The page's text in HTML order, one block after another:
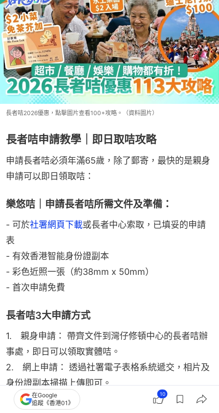
長者咭2026優惠，點擊圖片查看100+攻略。（資料圖片）
長者咭申請教學｜即日取咭攻略
申請長者咭必須年滿65歲，除了郵寄，最快的是親身
申請可以即日領取咭：
樂悠咭｜申請長者咭所需文件及準備：
- 可於社署網頁下載或長者中心索取，已填妥的申請
表
- 有效香港智能身份證副本
- 彩色近照一張（約38mm x 50mm）
- 首次申請免費
長者咭3大申請方式
1.　親身申請： 帶齊文件到灣仔修頓中心的長者咭辦
事處，即日可以領取實體咭。
2.　網上申請： 透過社署電子表格系統遞交，相片及
身份證副本掃描上傳即可。
3.　郵寄申請： 寄往長者咭辦事處，約7個工作天內
在Google
追蹤《香港01》
10